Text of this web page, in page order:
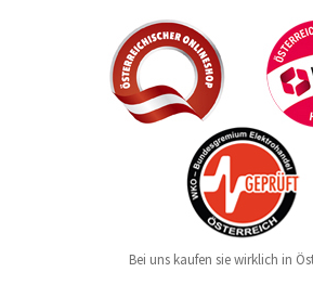
Bei uns kaufen sie wirklich in